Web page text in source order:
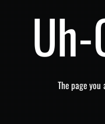
The page